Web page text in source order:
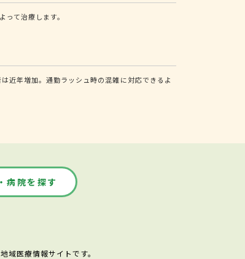
て治療します。
近年増加。通勤ラッシュ時の混雑に対応できるよ
病院を探す
域医療情報サイトです。